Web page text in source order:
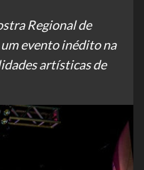
Regional de
evento inédito na
artísticas de